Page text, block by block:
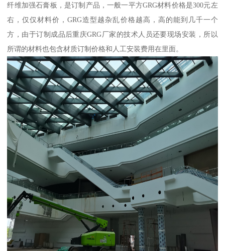
纤维加强石膏板，是订制产品，一般一平方GRG材料价格是300元左
右，仅仅材料价，GRG造型越杂乱价格越高，高的能到几千一个
方，由于订制成品后重庆GRG厂家的技术人员还要现场安装，所以
所谓的材料也包含材质订制价格和人工安装费用在里面。